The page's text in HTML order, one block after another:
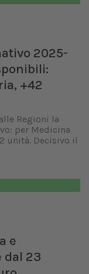
2025-
+42
Regioni la
per Medicina
unità. Decisivo il
e
dal 23